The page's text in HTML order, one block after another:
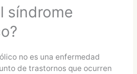
síndrome
no es una enfermedad
de trastornos que ocurren